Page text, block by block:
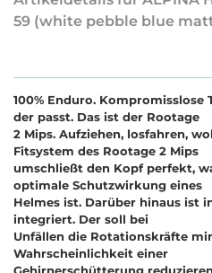
59 (white pebble blue
100% Enduro. Kompromisslose
der passt. Das ist der Rootage
2 Mips. Aufziehen, losfahren,
Fitsystem des Rootage 2 Mips
umschließt den Kopf perfekt,
optimale Schutzwirkung eines
Helmes ist. Darüber hinaus ist
integriert. Der soll bei
Unfällen die Rotationskräfte
Wahrscheinlichkeit einer
Gehirnerschütterung